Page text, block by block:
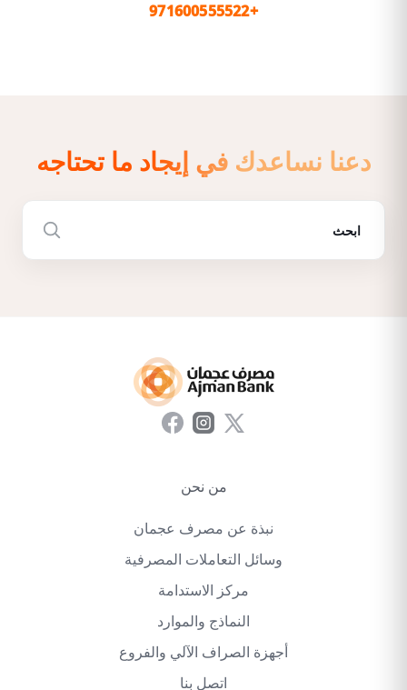
+971600555522
دعنا نساعدك في إيجاد ما تحتاجه
من نحن
نبذة عن مصرف عجمان
وسائل التعاملات المصرفية
مركز الاستدامة
النماذج والموارد
أجهزة الصراف الآلي والفروع
اتصل بنا